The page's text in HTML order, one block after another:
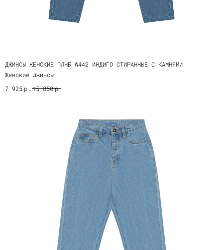
ДЖИНСЫ ЖЕНСКИЕ ПЛНБ W442 ИНДИГО СТИРАННЫЕ С КАМНЯМИ
Женские джинсы
7 925 р. 15 850р.